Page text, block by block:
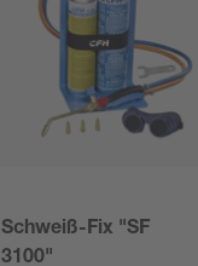
Schweiß-Fix "SF
3100"